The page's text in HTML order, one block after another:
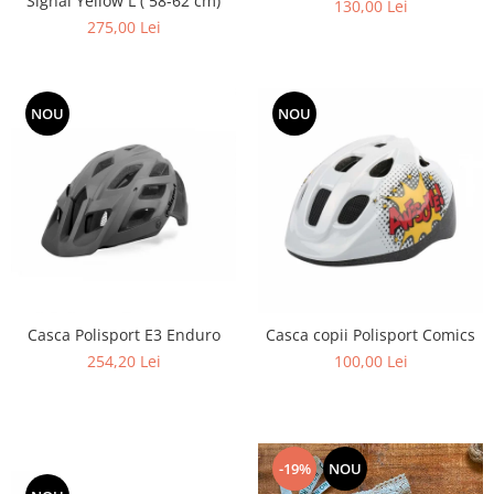
275,00 Lei
130,00 Lei
NOU
Casca Polisport E3 Enduro
254,20 Lei
NOU
Casca copii Polisport Comics
100,00 Lei
-19% NOU